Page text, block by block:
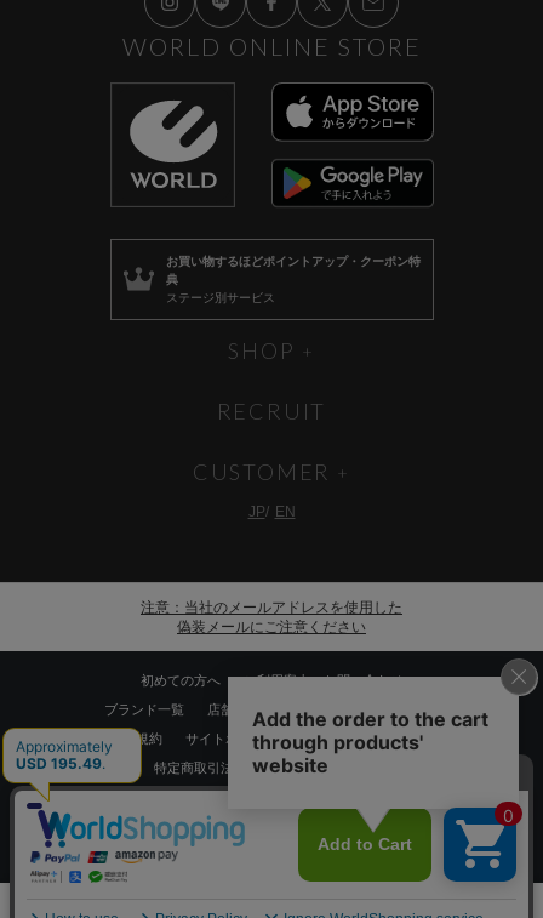
WORLD ONLINE STORE
お買い物するほどポイントアップ・クーポン特
典
ステージ別サービス
SHOP
RECRUIT
CUSTOMER
JP EN
注意：当社のメールアドレスを使用した
偽装メールにご注意ください
初めての方へ
ご利用案内・お問い合わせ
ブランド一覧
店舗検索 企業情報
株主優待制度
利用規約
サイトポリシー
プライバシーポリシー
特定商取引法に基づく表記
Copyrights © WORLD CO.,LTD. All rights reserved.
スマートフォン ｜PC